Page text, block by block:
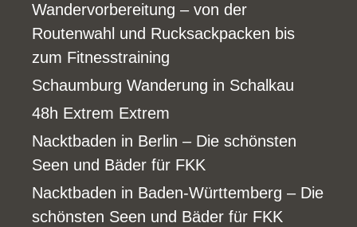
Wandervorbereitung – von der
Routenwahl und Rucksackpacken bis
zum Fitnesstraining
Schaumburg Wanderung in Schalkau
48h Extrem Extrem
Nacktbaden in Berlin – Die schönsten
Seen und Bäder für FKK
Nacktbaden in Baden-Württemberg – Die
schönsten Seen und Bäder für FKK